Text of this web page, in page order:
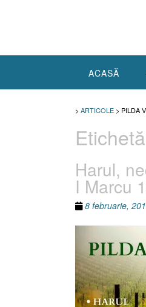
ACASĂ
> ARTICOLE > PILDA
Harul,
I Marcu
8 februarie,